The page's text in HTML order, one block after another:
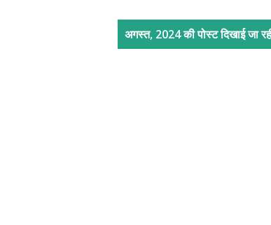
अगस्त, 2024 की पोस्ट दिखाई जा